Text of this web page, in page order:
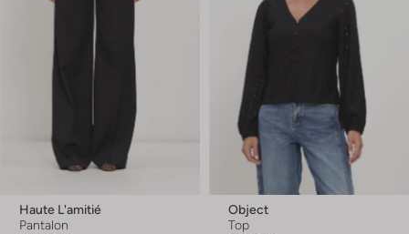
Haute L'amitié
Pantalon
Object
Top